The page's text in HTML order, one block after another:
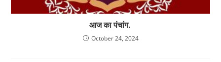
आज का पंचांग.
October 24, 2024